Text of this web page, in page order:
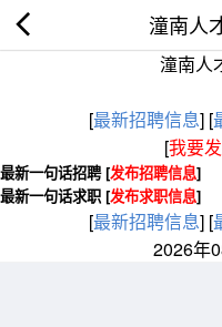
潼南人
潼南人
[最新招聘信息] [
[我要
最新一句话招聘 [发布招聘信息]
最新一句话求职 [发布求职信息]
[最新招聘信息] [
2026年